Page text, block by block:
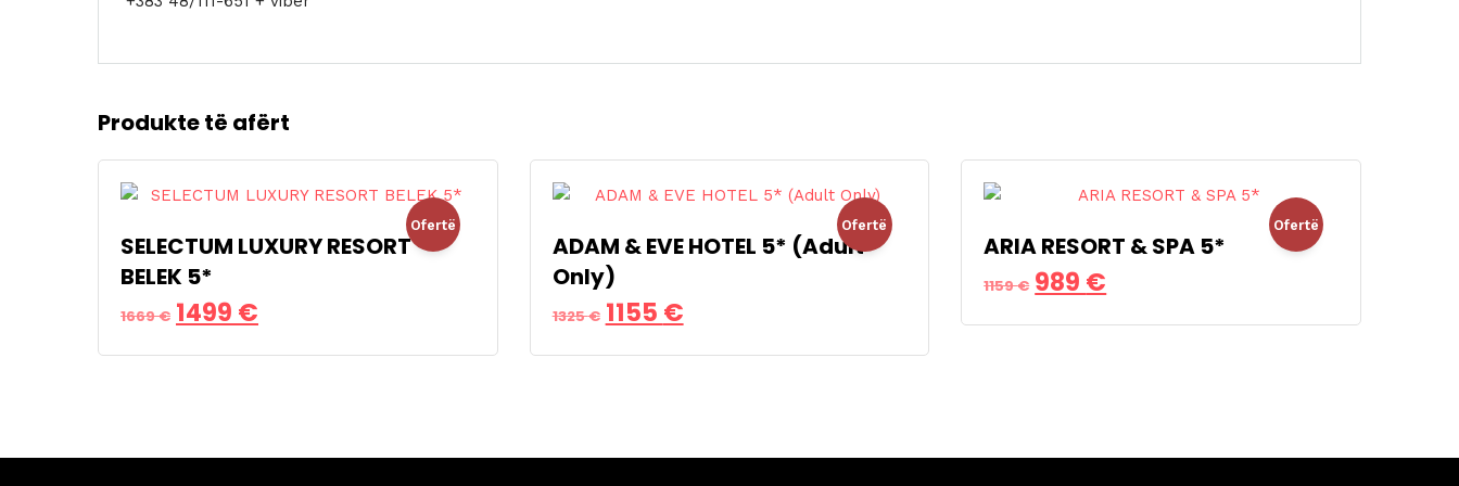
Produkte të afërt
Ofertë
SELECTUM LUXURY RESORT
BELEK 5*
1669€ Çmimi
origjinal
1499 €
i
Ofertë
ADAM & EVE HOTEL 5* (Adult
Only)
1325€ Çmimi
origjinal
1155 €Çmimi
i
Ofertë
ARIA RESORT & SPA 5*
1159€ Çmimi
origjinal
989 €
i